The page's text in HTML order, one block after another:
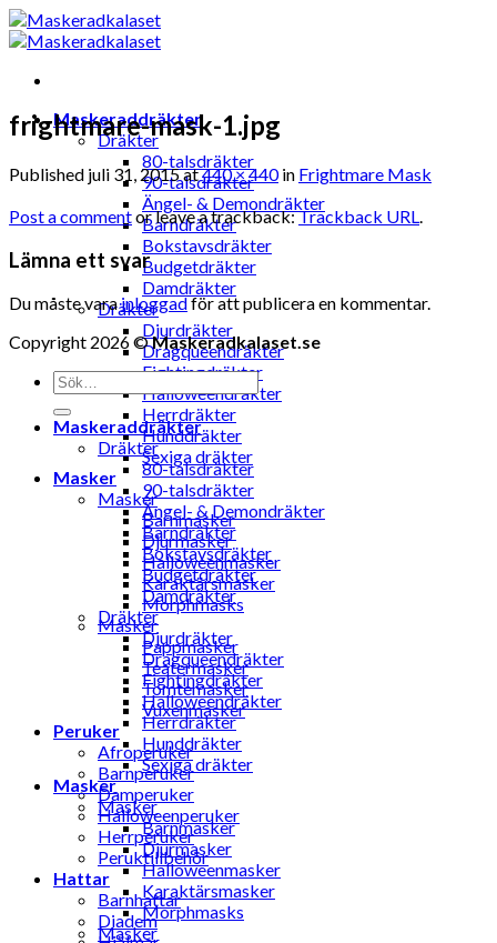
Skip
to
Maskeraddräkter
Dräkter
80-talsdräkter
90-talsdräkter
Ängel- & Demondräkter
Barndräkter
Bokstavsdräkter
Budgetdräkter
Damdräkter
Dräkter
Djurdräkter
Dragqueendräkter
Fightingdräkter
Halloweendräkter
Herrdräkter
Hunddräkter
Sexiga dräkter
Masker
Masker
Barnmasker
Djurmasker
Halloweenmasker
Karaktärsmasker
Morphmasks
Masker
Pappmasker
Teatermasker
Tomtemasker
Vuxenmasker
Peruker
Afroperuker
Barnperuker
Damperuker
Halloweenperuker
Herrperuker
Peruktillbehör
Hattar
Barnhattar
Diadem
frightmare-mask-1.jpg
Published juli 31, 2015at440 × 440in Frightmare Mask
Post a commentor leave a trackback:Trackback URL.
Lämna ett svar
Du måste varainloggadför att publicera en kommentar.
Copyright 2026 ©Maskeradkalaset.se
Sök
efter:
Maskeraddräkter
Dräkter
80-talsdräkter
90-talsdräkter
Ängel- & Demondräkter
Barndräkter
Bokstavsdräkter
Budgetdräkter
Damdräkter
Dräkter
Djurdräkter
Dragqueendräkter
Fightingdräkter
Halloweendräkter
Herrdräkter
Hunddräkter
Sexiga dräkter
Masker
Masker
Barnmasker
Djurmasker
Halloweenmasker
Karaktärsmasker
Morphmasks
Masker